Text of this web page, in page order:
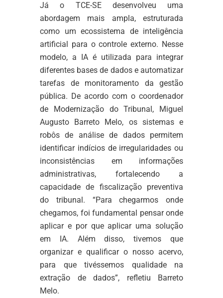
Já o TCE-SE desenvolveu uma
abordagem mais ampla, estruturada
como um ecossistema de inteligência
artificial para o controle externo. Nesse
modelo, a IA é utilizada para integrar
diferentes bases de dados e automatizar
tarefas de monitoramento da gestão
pública. De acordo com o coordenador
de Modernização do Tribunal, Miguel
Augusto Barreto Melo, os sistemas e
robôs de análise de dados permitem
identificar indícios de irregularidades ou
inconsistências em informações
administrativas, fortalecendo a
capacidade de fiscalização preventiva
do tribunal. “Para chegarmos onde
chegamos, foi fundamental pensar onde
aplicar e por que aplicar uma solução
em IA. Além disso, tivemos que
organizar e qualificar o nosso acervo,
para que tivéssemos qualidade na
extração de dados”, refletiu Barreto
Melo.